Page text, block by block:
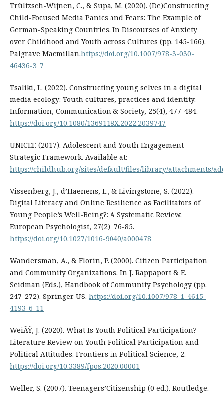
Trültzsch-Wijnen, C., & Supa, M. (2020). (De)Constructing
Child-Focused Media Panics and Fears: The Example of
German-Speaking Countries. In Discourses of Anxiety
over Childhood and Youth across Cultures (pp. 145-166).
Palgrave Macmillan.https://doi.org/10.1007/978-3-030-
46436-3_7
Tsaliki, L. (2022). Constructing young selves in a digital
media ecology: Youth cultures, practices and identity.
Information, Communication & Society, 25(4), 477-484.
https://doi.org/10.1080/1369118X.2022.2039747
UNICEF. (2017). Adolescent and Youth Engagement
Strategic Framework. Available at:
https://childhub.org/sites/default/files/library/attachments/
Vissenberg, J., d’Haenens, L., & Livingstone, S. (2022).
Digital Literacy and Online Resilience as Facilitators of
Young People’s Well-Being?: A Systematic Review.
European Psychologist, 27(2), 76-85.
https://doi.org/10.1027/1016-9040/a000478
Wandersman, A., & Florin, P. (2000). Citizen Participation
and Community Organizations. In J. Rappaport & E.
Seidman (Eds.), Handbook of Community Psychology (pp.
247-272). Springer US. https://doi.org/10.1007/978-1-4615-
4193-6_11
WeiÃŸ, J. (2020). What Is Youth Political Participation?
Literature Review on Youth Political Participation and
Political Attitudes. Frontiers in Political Science, 2.
https://doi.org/10.3389/fpos.2020.00001
Weller, S. (2007). Teenagers’Citizenship (0 ed.). Routledge.